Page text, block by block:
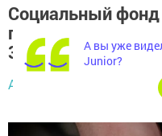
Социальный фонд
поддерживает
36 млрд рублей
Автор, 1 июня 2026 - 13:46
А вы уже
Junior?